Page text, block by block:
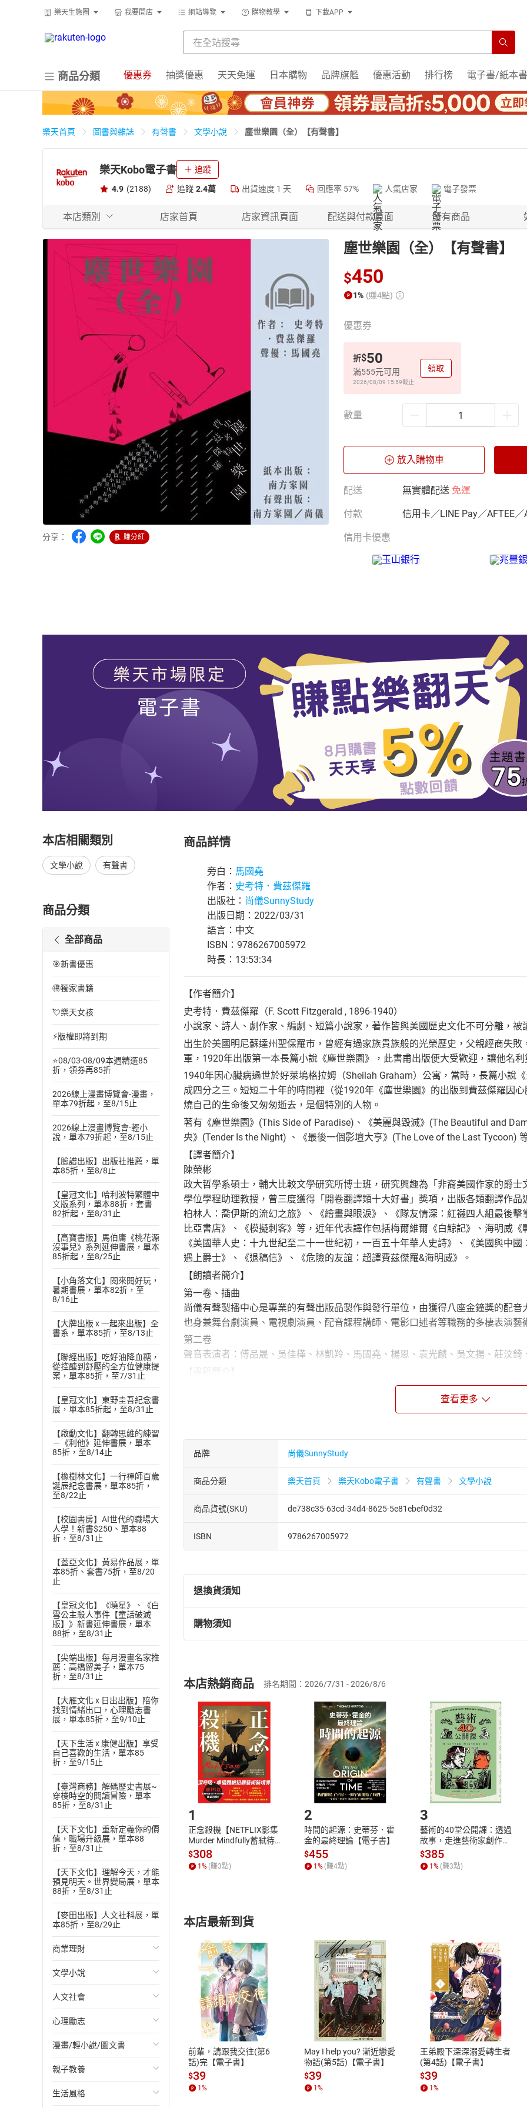
樂天生態圈 我要開店 網站導覽 購物教學 下載APP
商品分類 優惠券 抽獎優惠 天天免運 日本購物 品牌旗艦 優惠活動 排行榜 電子書/紙本書
樂天首頁 圖書與雜誌 有聲書 文學小說 塵世樂園（全）【有聲書】
樂天Kobo電子書 追蹤
4.9 (2188) 追蹤 2.4萬 出貨速度 1 天 回應率 57% 人氣店家 電子發票
本店類別 店家首頁 店家資訊頁面 配送與付款頁面 所有商品
分享： 賺分紅
塵世樂園（全）【有聲書】
$450
1% (賺4點)
優惠券
折$50
滿555元可用
2026/08/09 15:59截止
領取
數量
放入購物車
配送 無實體配送 免運
付款 信用卡／LINE Pay／AFTEE／
信用卡優惠
本店相關類別
文學小說 有聲書
商品分類
全部商品
🎯新書優惠
🉐獨家書籍
💘樂天女孩
⚡版權即將到期
⭐08/03-08/09本週精選85
折，領券再85折
2026線上漫畫博覽會-漫畫，
單本79折起，至8/15止
2026線上漫畫博覽會-輕小
說，單本79折起，至8/15止
【臉譜出版】出版社推薦，單
本85折，至8/8止
【皇冠文化】哈利波特繁體中
文版系列，單本88折，套書
82折起，至8/31止
【高寶書版】馬伯庸《桃花源
沒事兒》系列延伸書展，單本
85折起，至8/25止
【小角落文化】閱來閱好玩，
暑期書展，單本82折，至
8/16止
【大牌出版 x 一起來出版】全
書系，單本85折，至8/13止
【聯經出版】吃好油降血糖，
從控醣到舒壓的全方位健康提
案，單本85折，至7/31止
【皇冠文化】東野圭吾紀念書
展，單本85折起，至8/31止
【啟動文化】翻轉思維的練習
－《利他》延伸書展，單本
85折，至8/14止
【橡樹林文化】一行禪師百歲
誕辰紀念書展，單本85折，
至8/22止
【校園書房】AI世代的職場大
人學！新書$250、單本88
折，至8/31止
【蓋亞文化】黃易作品展，單
本85折、套書75折，至8/20
止
【皇冠文化】《曉星》、《白
雪公主殺人事件【童話破滅
版】》新書延伸書展，單本
88折，至8/31止
【尖端出版】每月漫畫名家推
薦：高橋留美子，單本75
折，至8/31止
【大雁文化 x 日出出版】陪你
找到情緒出口，心理勵志書
展，單本85折，至9/10止
【天下生活 x 康健出版】享受
自己喜歡的生活，單本85
折，至9/15止
【臺灣商務】解碼歷史書展~
穿梭時空的閱讀冒險，單本
85折，至8/31止
【天下文化】重新定義你的價
值，職場升級展，單本88
折，至8/31止
【天下文化】理解今天，才能
預見明天。世界變局展，單本
88折，至8/31止
【麥田出版】人文社科展，單
本85折，至8/29止
商業理財
投資理財
經濟/趨勢
財務/金融
管理/領導
職場工作術
成功法
文學小說
歐美文學
日本文學
韓國文學
華文文學
經典文學
人文社會
國際關係
政治
社會科學
台灣/中國歷史
心理勵志
心靈成長/情緒
人際關係
兩性關係
漫畫/輕小說/圖文書
輕小說
奇幻/科幻
親子教養
教育現場
生活風格
商品詳情
旁白： 馬國堯
作者： 史考特．費茲傑羅
出版社： 尚儀SunnyStudy
出版日期：2022/03/31
語言：中文
ISBN：9786267005972
時長：13:53:34
【作者簡介】
史考特．費茲傑羅（F. Scott Fitzgerald , 1896-1940）
小說家、詩人、劇作家、編劇、短篇小說家，著作皆與美國歷史文化不可分離，
出生於美國明尼蘇達州聖保羅市，曾經有過家族貴族般的光榮歷史，父親經商失
軍，1920年出版第一本長篇小說《塵世樂園》，此書甫出版便大受歡迎，讓他名
1940年因心臟病過世於好萊塢格拉姆（Sheilah Graham）公寓，當時，長篇小說
成四分之三。短短二十年的時間裡（從1920年《塵世樂園》的出版到費茲傑羅因
燒自己的生命後又匆匆逝去，是個特別的人物。
著有《塵世樂園》(This Side of Paradise)、《美麗與毀滅》(The Beautiful and
央》(Tender Is the Night) 、《最後一個影壇大亨》(The Love of the Last Tycoon)
【譯者簡介】
陳榮彬
政大哲學系碩士，輔大比較文學研究所博士班，研究興趣為「非裔美國作家的爵
學位學程助理教授，曾三度獲得「開卷翻譯類十大好書」獎項，出版各類翻譯作
柏林人：喬伊斯的流幻之旅》、《繪畫與眼淚》、《隊友情深：紅襪四人組最後
比亞書店》、《模擬刺客》等，近年代表譯作包括梅爾維爾《白鯨記》、海明威
《美國華人史：十九世紀至二十一世紀初，一百五十年華人史詩》、《美國與中
遇上爵士》、《退稿信》、《危險的友誼：超譯費茲傑羅&海明威》。
【朗讀者簡介】
第一卷、插曲
尚儀有聲製播中心是專業的有聲出版品製作與發行單位，由獲得八座金鐘獎的配
也身兼舞台劇演員、電視劇演員、配音課程講師、電影口述者等職務的多棲表演
第二卷
聲音表演者：傅品晟、吳佳樺、林凱羚、馬國堯、楊恩、袁光麟、吳文揚、莊汶
深刻勾勒出戰後「失落的一代」對命運和歷史的消極抵抗態度
費茲傑羅的處女作，1920年費滋傑羅出版他的第一本小說《塵世樂園》，初版在
《塵世樂園》是一部類自傳式的小說，書中主角艾莫瑞是一個「自我主義者」，
敗，還有大學同窗於大戰中捐軀，甚至有他看好未來大有可為的同學死於車禍，
累積之下，所謂的「自我主義者」或「浪漫主義者」經過不斷自剖心跡與告白之
會主義」的改革論調，開始準備揭竿反抗美國資本主義社會。
《塵世樂園》透過主角艾莫瑞．布雷恩（Amory Blaine）對自身唸過的書品頭論
本書第二卷特別以「聲音劇場」的形式，讓讀者如臨1920美國爵士年代。
有聲出版：南方家園及尚儀數位學習聯合出版
【目錄】
版權宣告
書籍介紹
導讀
目錄
第一卷 第一章 艾莫瑞：貝翠絲之子
第一卷 第一章 艾莫瑞的吻
第一卷 第一章 年輕自我主義者的速寫
第一卷 第一章 自我主義者特質的形成
第一卷 第一章 大冒險前的準備階段
第一卷 第一章 自我主義者的低潮
第一卷 第一章 一位好心老師的插曲
第一卷 第一章 一位美妙女郎的插曲
第一卷 第一章 一般的英雄事蹟
第一卷 第二章 歷史事件
第一卷 第二章 擁吻
第一卷 第二章 有關艾莫瑞的描述
第一卷 第二章 伊莎貝爾
第一卷 第二章 樹林裡的寶貝
第一卷 第二章 狂歡
第一卷 第二章 狂歡在弧光燈下
第一卷 第二章 漸強音！
第一卷 第三章 自我主義者的思考
第一卷 第三章 心不在焉的「超人」
查看更多
品牌 尚儀SunnyStudy
商品分類 樂天首頁 樂天Kobo電子書 有聲書 文學小說
商品貨號(SKU) de738c35-63cd-34d4-8625-5e81ebef0d32
ISBN 9786267005972
退換貨須知
退換貨規定：
(一)依消費者保護法第19條第1項後段暨通訊交易解除權合理例外情事適用
(二)消費者訂購本店鋪之商品即代表知悉本店鋪所銷售之商品為電子書，
且已下載/存取電子書，不得請求退貨退款。
退貨方式：您欲取消訂單或辦理退貨時，請登入樂天市場，並於「我的訂單
貨」，本店鋪將依您的申請進行審核，待審核通過後將為您辦理退款事宜。
請注意，樂天市場須以整筆訂單為單位進行取消/退貨，恕無法以單支商品取
購物須知
挑選商品
Choose
放入購物車
Shopping cart
登入帳號
Login
購書後，如何開始使用？
Step1.選擇閱讀載具 Step2.登入
付款方式
ATM轉帳、信用卡、LINE PAY、AFTEE
退換貨規範
本店是否提供消費者保護法七日猶
之權利，遽消費者保護法及通訊交
除權合理例外情事適用準則，依商
質各有不同規定。詳細退換貨說明
照各商品說明。
本店熱銷商品 排名期間：2026/7/31 - 2026/8/6
1
正念殺機【NETFLIX影集
Murder Mindfully蓄弒待
發】【電子書】
$308
1 % (賺3點)
2
時間的起源：史蒂芬．霍
金的最終理論【電子書】
$455
1 % (賺4點)
3
藝術的40堂公開課：透過
故事，走進藝術家創作現
場，看藝術如何誕生、如
何形塑人類生活【電子
書】
$385
1 % (賺3點)
本店最新到貨
前輩，請跟我交往(第6
話)完【電子書】
$39
1 %
May I help you? 漸近戀愛
物語(第5話)【電子書】
$39
1 %
王弟殿下深深溺愛轉生者
(第4話)【電子書】
$39
1 %